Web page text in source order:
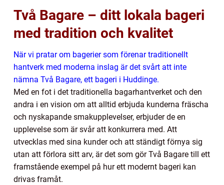
Två Bagare – ditt lokala bageri
med tradition och kvalitet
När vi pratar om bagerier som förenar traditionellt
hantverk med moderna inslag är det svårt att inte
nämna Två Bagare, ett bageri i Huddinge.
Med en fot i det traditionella bagarhantverket och den
andra i en vision om att alltid erbjuda kunderna fräscha
och nyskapande smakupplevelser, erbjuder de en
upplevelse som är svår att konkurrera med. Att
utvecklas med sina kunder och att ständigt förnya sig
utan att förlora sitt arv, är det som gör Två Bagare till ett
framstående exempel på hur ett modernt bageri kan
drivas framåt.